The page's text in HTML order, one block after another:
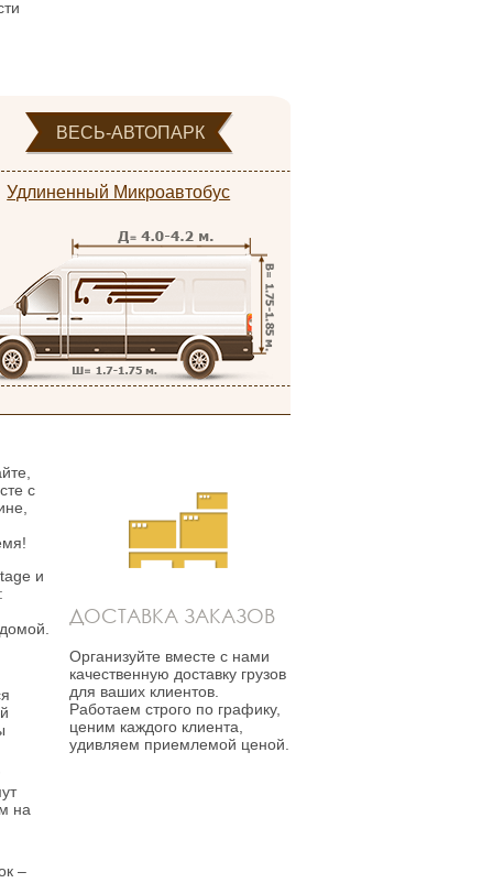
ВЕСЬ-АВТОПАРК
Удлиненный Микроавтобус
с
и
на
–
ДОСТАВКА ЗАКАЗОВ
Организуйте вместе с нами
качественную доставку грузов
для ваших клиентов.
Работаем строго по графику,
ценим каждого клиента,
удивляем приемлемой ценой.